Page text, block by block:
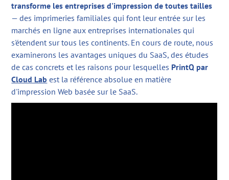
transforme les entreprises d'impression de toutes tailles
— des imprimeries familiales qui font leur entrée sur les
marchés en ligne aux entreprises internationales qui
s'étendent sur tous les continents. En cours de route, nous
examinerons les avantages uniques du SaaS, des études
de cas concrets et les raisons pour lesquelles PrintQ par
Cloud Lab est la référence absolue en matière
d'impression Web basée sur le SaaS.